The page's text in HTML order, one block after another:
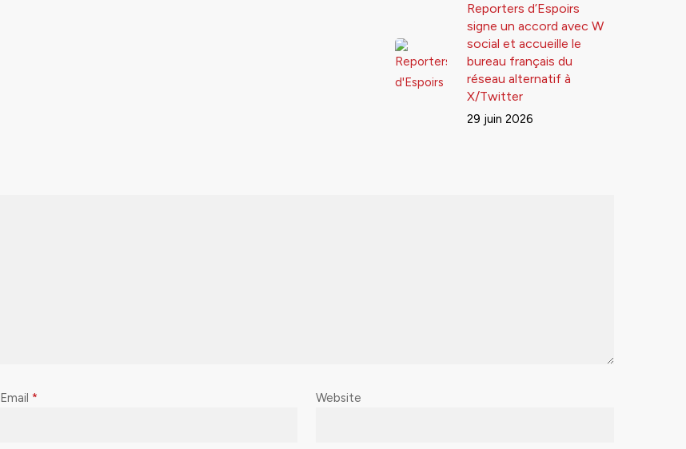
Reporters d’Espoirs
signe un accord avec W
social et accueille le
bureau français du
réseau alternatif à
X/Twitter
29 juin 2026
Email * Website